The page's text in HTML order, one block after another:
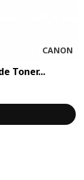
CANON
Toner...